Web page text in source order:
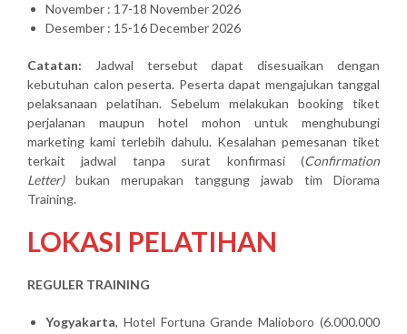
November : 17-18 November 2026
Desember : 15-16 December 2026
Catatan: Jadwal tersebut dapat disesuaikan dengan
kebutuhan calon peserta. Peserta dapat mengajukan tanggal
pelaksanaan pelatihan. Sebelum melakukan booking tiket
perjalanan maupun hotel mohon untuk menghubungi
marketing kami terlebih dahulu. Kesalahan pemesanan tiket
terkait jadwal tanpa surat konfirmasi (Confirmation
Letter)bukan merupakan tanggung jawab tim Diorama
Training.
LOKASI PELATIHAN
REGULER TRAINING
Yogyakarta, Hotel Fortuna Grande Malioboro (6.000.000